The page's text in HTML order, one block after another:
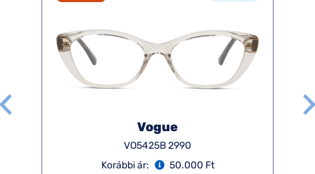
Vogue
VO5425B 2990
Korábbi ár:
50.000 Ft